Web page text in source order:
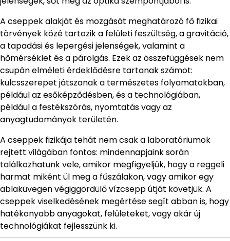
A cseppek alakját és mozgását meghatározó fő fizikai
törvények közé tartozik a felületi feszültség, a gravitáció,
a tapadási és lepergési jelenségek, valamint a
hőmérséklet és a párolgás. Ezek az összefüggések nem
csupán elméleti érdeklődésre tartanak számot:
kulcsszerepet játszanak a természetes folyamatokban,
például az esőképződésben, és a technológiában,
például a festékszórás, nyomtatás vagy az
anyagtudományok területén.
A cseppek fizikája tehát nem csak a laboratóriumok
rejtett világában fontos: mindennapjaink során
találkozhatunk vele, amikor megfigyeljük, hogy a reggeli
harmat miként ül meg a fűszálakon, vagy amikor egy
ablaküvegen végiggördülő vízcsepp útját követjük. A
cseppek viselkedésének megértése segít abban is, hogy
hatékonyabb anyagokat, felületeket, vagy akár új
technológiákat fejlesszünk ki.